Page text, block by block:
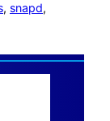
, snapd